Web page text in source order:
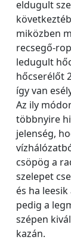
eldugult
miközben
recsegő-
ledugult
hőcserélőt
így van
Az ily
többnyire
jelenség,
csöpög a
szelepet
és ha
pedig a
szépen
kazán.